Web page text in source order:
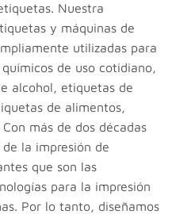
Nuestra
y máquinas de
utilizadas para
de uso cotidiano,
alcohol, etiquetas de
de alimentos,
más de dos décadas
la impresión de
que son las
para la impresión
Por lo tanto, diseñamos